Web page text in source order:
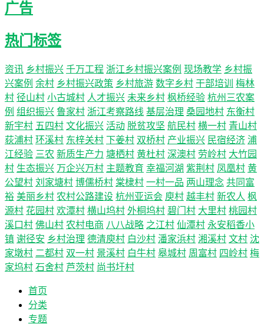
广告
热门标签
资讯 乡村振兴 千万工程 浙江乡村振兴案例 现场教学 乡村振
兴案例 余村 乡村振兴政策 乡村旅游 数字乡村 干部培训
梅林
村 径山村 小古城村 人才振兴 未来乡村 枫桥经验 杭州三农案
例 组织振兴 鲁家村 浙江考察路线 基层治理 桑园地村 东衡村
新宇村 五四村 文化振兴 活动 脱贫攻坚 航民村 横一村 青山村
荻浦村 环溪村 东梓关村 下姜村 双桥村 产业振兴 民宿经济 浦
江经验 三农 新质生产力 塘栖村 黄杜村 深澳村 劳岭村 大竹园
村 生态振兴 万企兴万村 主题教育 幸福河湖 紫荆村 凤凰村 黄
公望村 刘家塘村 博儒桥村 棠棣村 一村一品 两山理念 共同富
裕 美丽乡村 农村公路建设 杭州亚运会 庾村 越丰村 新农人 枫
源村 花园村 欢潭村 横山坞村 外桐坞村 碧门村 大里村 桃园村
溪口村 佛山村 农村电商 八八战略 之江村 仙潭村 永安稻香小
镇 谢径安 乡村治理 德清庾村 白沙村 潘家浜村 湘溪村 文村 沈
家墩村 二都村 双一村 景溪村 白牛村 皋城村 周富村 四岭村 梅
家坞村 石舍村 芦茨村 尚书圩村
首页
分类
专题